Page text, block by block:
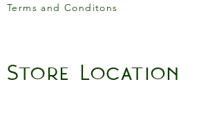
Terms and Conditons
Store Location